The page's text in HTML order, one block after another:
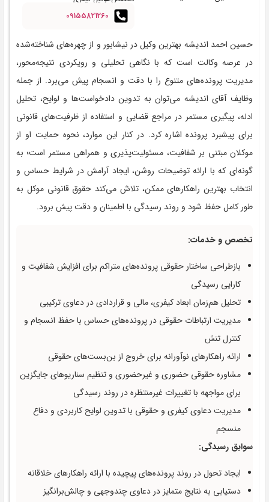
09155821260
حسین‌ احمد اندیشه بهترین وکیل در نیشابور و از چهره‌های شناخته‌شده
در عرصه وکالت است که با نگاهی تحلیلی و رویکردی نتیجه‌محور،
مدیریت پرونده‌های متنوع را با دقت و انسجام پیش می‌برد. از جمله
وظایف آقای اندیشه می‌توان به تدوین دادخواست‌ها و لوایح، تحلیل
ادله، پیگیری مستمر در مراجع قضایی و استفاده از ظرفیت‌های قانونی
برای پیشبرد پرونده اشاره کرد. در کنار این موارد، نحوه حمایت او از
موکلان مبتنی بر شفافیت، مسئولیت‌پذیری و همراهی مستمر است؛ به
گونه‌ای که با ارائه توضیحات روشن، ایجاد آرامش در شرایط حساس و
انتخاب بهترین راهکارهای ممکن، تلاش می‌کند حقوق قانونی موکل به
طور کامل حفظ شود و روند رسیدگی با اطمینان و دقت پیش برود.
تخصص و خدمات:
بازطراحی ساختار حقوقی پرونده‌های متراکم برای افزایش شفافیت و
کارایی رسیدگی
تحلیل هم‌زمان ابعاد کیفری، مالی و قراردادی در دعاوی ترکیبی
مدیریت ارتباطات حقوقی در پرونده‌های حساس با حفظ انسجام و
کنترل تنش
ارائه راهکارهای نوآورانه برای خروج از بن‌بست‌های حقوقی
مشاوره حقوقی حضوری و غیرحضوری و تنظیم سناریوهای جایگزین
برای مواجهه با تغییرات غیرمنتظره در روند رسیدگی
مدیریت دعاوی کیفری و حقوقی با تدوین لوایح کاربردی و دفاع
منسجم
سوابق رسیدگی:
ایجاد تحول در روند پرونده‌های پیچیده با ارائه راهکارهای خلاقانه
دستیابی به نتایج متمایز در دعاوی چندوجهی و چالش‌برانگیز